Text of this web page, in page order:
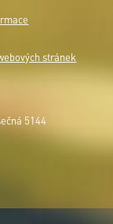
stránek
5144